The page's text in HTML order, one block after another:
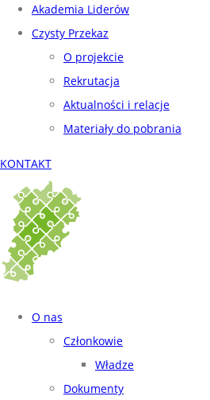
Akademia Liderów
Czysty Przekaz
O projekcie
Rekrutacja
Aktualności i relacje
Materiały do pobrania
KONTAKT
O nas
Członkowie
Władze
Dokumenty